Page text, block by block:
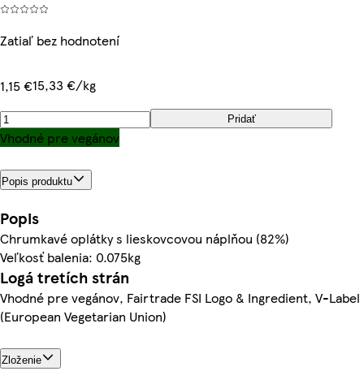
Zatiaľ bez hodnotení
1,15 €15,33 €/kg
Pridať
Vhodné pre vegánov
Popis produktu
Popis
Chrumkavé oplátky s lieskovcovou náplňou (82%)
Veľkosť balenia: 0.075kg
Logá tretích strán
Vhodné pre vegánov, Fairtrade FSI Logo & Ingredient, V-Label
(European Vegetarian Union)
Zloženie